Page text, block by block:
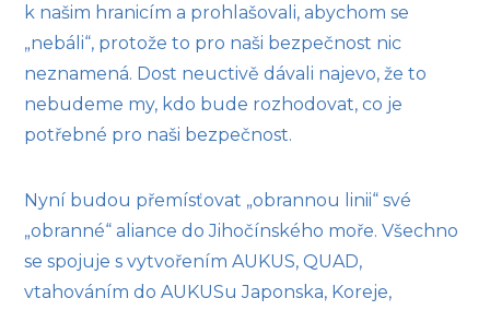
k našim hranicím a prohlašovali, abychom se
„nebáli“, protože to pro naši bezpečnost nic
neznamená. Dost neuctivě dávali najevo, že to
nebudeme my, kdo bude rozhodovat, co je
potřebné pro naši bezpečnost.
Nyní budou přemísťovat „obrannou linii“ své
„obranné“ aliance do Jihočínského moře. Všechno
se spojuje s vytvořením AUKUS, QUAD,
vtahováním do AUKUSu Japonska, Koreje,